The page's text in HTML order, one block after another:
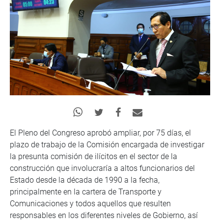
El Pleno del Congreso aprobó ampliar, por 75 días, el
plazo de trabajo de la Comisión encargada de investigar
la presunta comisión de ilícitos en el sector de la
construcción que involucraría a altos funcionarios del
Estado desde la década de 1990 a la fecha,
principalmente en la cartera de Transporte y
Comunicaciones y todos aquellos que resulten
responsables en los diferentes niveles de Gobierno, así